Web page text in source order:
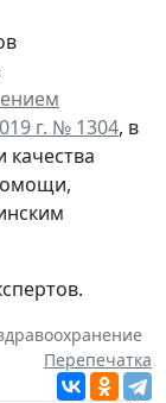
г. № 1304, в
качества
Перепечатка